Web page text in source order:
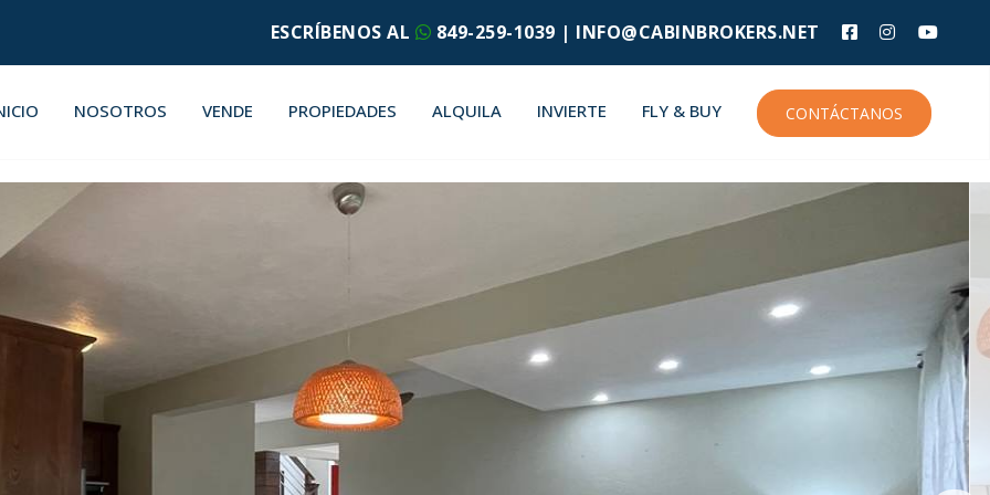
ESCRÍBENOS AL 849-259-1039 | INFO@CABINBROKERS.NET
NOSOTROS VENDE PROPIEDADES ALQUILA INVIERTE FLY & BUY CONTÁCTANOS